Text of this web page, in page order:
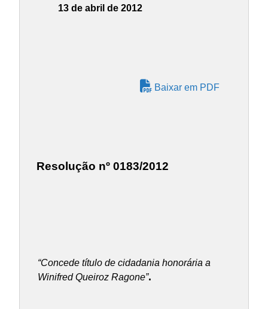
13 de abril de 2012
Baixar em PDF
Resolução nº 0183/2012
“Concede título de cidadania honorária a
Winifred Queiroz Ragone”.